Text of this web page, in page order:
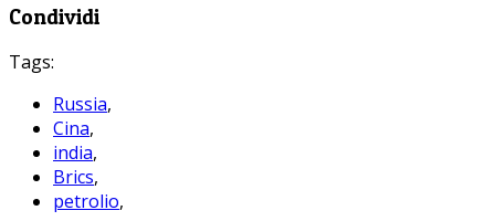
Condividi
Tags:
Russia,
Cina,
india,
Brics,
petrolio,